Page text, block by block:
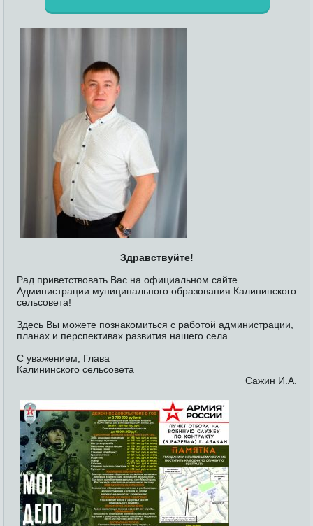
Здравствуйте!
Рад приветствовать Вас на официальном сайте
Администрации муниципального образования Калининского
сельсовета!
Здесь Вы можете познакомиться с работой администрации,
планах и перспективах развития нашего села.
С уважением, Глава
Калининского сельсовета
Сажин И.А.